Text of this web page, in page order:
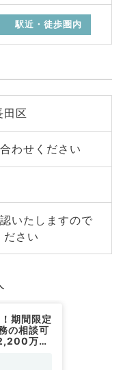
駅近・徒歩圏内
田区
わせください
いたしますので
ださい
期間限定
の相談可
万円